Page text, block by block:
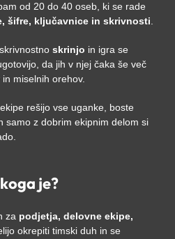
od 20 do 40 oseb, ki se rade
šifre, ključavnice in skrivnosti
skrinjo in igra se
da jih v njej čaka še več
miselnih orehov.
rešijo vse uganke, boste
samo z dobrim ekipnim delom si
je?
za podjetja, delovne ekipe,
okrepiti timski duh in se